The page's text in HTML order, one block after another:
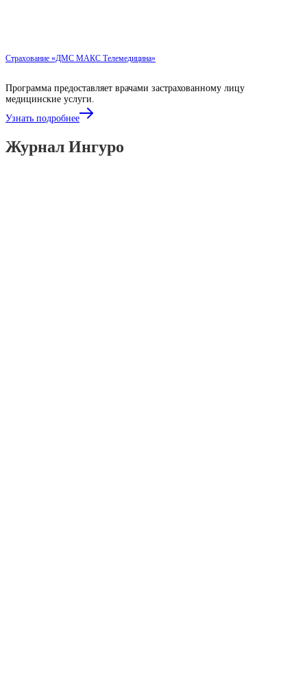
Страхование «ДМС МАКС Телемедицина»
Программа предоставляет врачами застрахованному лицу
медицинские услуги.
Узнать подробнее
Журнал Ингуро